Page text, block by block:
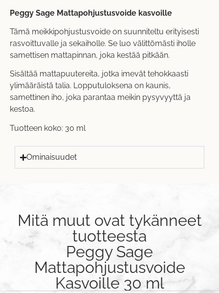
Peggy Sage Mattapohjustusvoide kasvoille
Tämä meikkipohjustusvoide on suunniteltu erityisesti
rasvoittuvalle ja sekaiholle. Se luo välittömästi iholle
samettisen mattapinnan, joka kestää pitkään.
Sisältää mattapuutereita, jotka imevät tehokkaasti
ylimääräistä talia. Lopputuloksena on kaunis,
samettinen iho, joka parantaa meikin pysyvyyttä ja
kestoa.
Tuotteen koko: 30 ml
Ominaisuudet
Mitä muut ovat tykänneet
tuotteesta
Peggy Sage
Mattapohjustusvoide
Kasvoille 30 ml